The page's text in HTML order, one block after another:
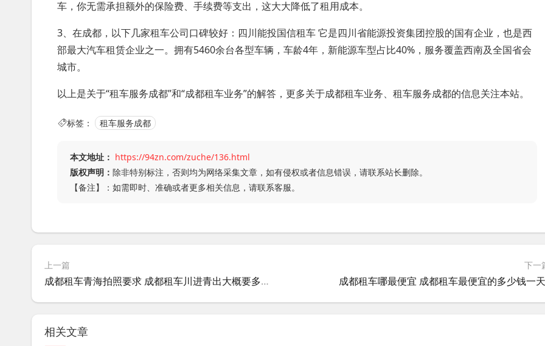
车，你无需承担额外的保险费、手续费等支出，这大大降低了租用成本。
3、在成都，以下几家租车公司口碑较好：四川能投国信租车 它是四川省能源投资集团控股的国有企业，也是西
部最大汽车租赁企业之一。拥有5460余台各型车辆，车龄4年，新能源车型占比40%，服务覆盖西南及全国省会
城市。
以上是关于“租车服务成都”和“成都租车业务”的解答，更多关于成都租车业务、租车服务成都的信息关注本站。
标签： 租车服务成都
本文地址： https://94zn.com/zuche/136.html
版权声明： 除非特别标注，否则均为网络采集文章，如有侵权或者信息错误，请联系站长删除。
【备注】：如需即时、准确或者更多相关信息，请联系客服。
上一篇
成都租车青海拍照要求 成都租车川进青出大概要多少钱?
下一
成都租车哪最便宜 成都租车最便宜的多少钱一
相关文章